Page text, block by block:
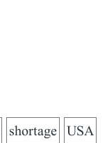
USA
shortage